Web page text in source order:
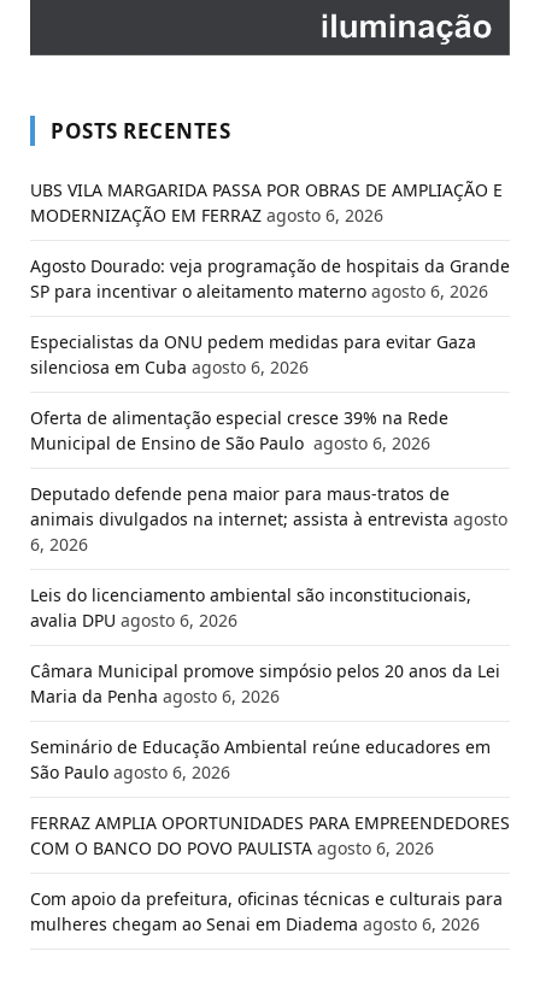
POSTS RECENTES
UBS VILA MARGARIDA PASSA POR OBRAS DE AMPLIAÇÃO E
MODERNIZAÇÃO EM FERRAZ agosto 6, 2026
Agosto Dourado: veja programação de hospitais da Grande
SP para incentivar o aleitamento materno agosto 6, 2026
Especialistas da ONU pedem medidas para evitar Gaza
silenciosa em Cuba agosto 6, 2026
Oferta de alimentação especial cresce 39% na Rede
Municipal de Ensino de São Paulo agosto 6, 2026
Deputado defende pena maior para maus-tratos de
animais divulgados na internet; assista à entrevista agosto
6, 2026
Leis do licenciamento ambiental são inconstitucionais,
avalia DPU agosto 6, 2026
Câmara Municipal promove simpósio pelos 20 anos da Lei
Maria da Penha agosto 6, 2026
Seminário de Educação Ambiental reúne educadores em
São Paulo agosto 6, 2026
FERRAZ AMPLIA OPORTUNIDADES PARA EMPREENDEDORES
COM O BANCO DO POVO PAULISTA agosto 6, 2026
Com apoio da prefeitura, oficinas técnicas e culturais para
mulheres chegam ao Senai em Diadema agosto 6, 2026